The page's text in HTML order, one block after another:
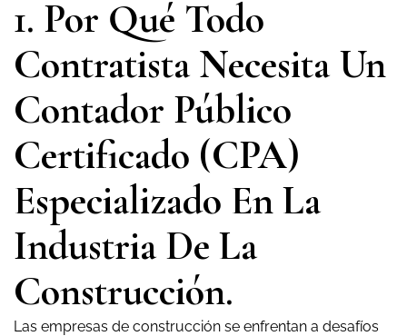
1. Por Qué Todo
Contratista Necesita Un
Contador Público
Certificado (CPA)
Especializado En La
Industria De La
Construcción.
Las empresas de construcción se enfrentan a desafíos